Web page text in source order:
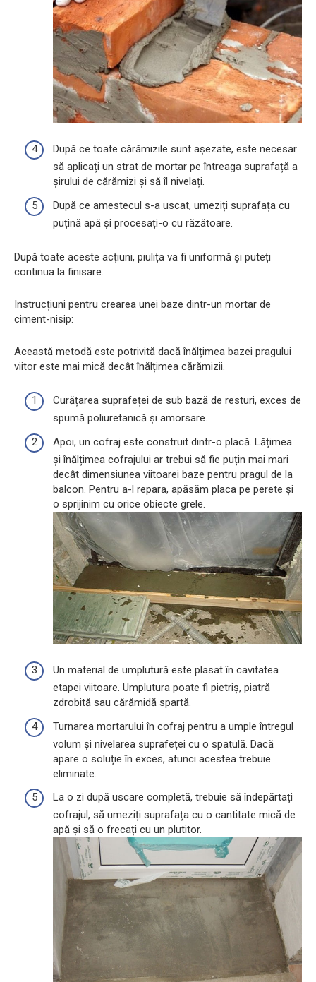
După ce toate cărămizile sunt așezate, este necesar
să aplicați un strat de mortar pe întreaga suprafață a
șirului de cărămizi și să îl nivelați.
După ce amestecul s-a uscat, umeziți suprafața cu
puțină apă și procesați-o cu răzătoare.
După toate aceste acțiuni, piulița va fi uniformă și puteți
continua la finisare.
Instrucțiuni pentru crearea unei baze dintr-un mortar de
ciment-nisip:
Această metodă este potrivită dacă înălțimea bazei pragului
viitor este mai mică decât înălțimea cărămizii.
Curățarea suprafeței de sub bază de resturi, exces de
spumă poliuretanică și amorsare.
Apoi, un cofraj este construit dintr-o placă. Lățimea
și înălțimea cofrajului ar trebui să fie puțin mai mari
decât dimensiunea viitoarei baze pentru pragul de la
balcon. Pentru a-l repara, apăsăm placa pe perete și
o sprijinim cu orice obiecte grele.
Un material de umplutură este plasat în cavitatea
etapei viitoare. Umplutura poate fi pietriș, piatră
zdrobită sau cărămidă spartă.
Turnarea mortarului în cofraj pentru a umple întregul
volum și nivelarea suprafeței cu o spatulă. Dacă
apare o soluție în exces, atunci acestea trebuie
eliminate.
La o zi după uscare completă, trebuie să îndepărtați
cofrajul, să umeziți suprafața cu o cantitate mică de
apă și să o frecați cu un plutitor.